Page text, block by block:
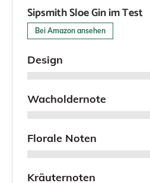
Sipsmith Sloe Gin im Test
Bei Amazon ansehen
Design
Wacholdernote
Florale Noten
Kräuternoten